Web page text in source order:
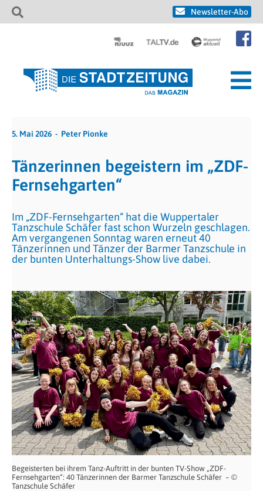
Newsletter-Abo
5. Mai 2026 Peter Pionke
Tänzerinnen begeistern im „ZDF-
Fernsehgarten“
Im „ZDF-Fernsehgarten“ hat die Wuppertaler
Tanzschule Schäfer fast schon Wurzeln geschlagen.
Am vergangenen Sonntag waren erneut 40
Tänzerinnen und Tänzer der Barmer Tanzschule in
der bunten Unterhaltungs-Show live dabei.
Begeisterten bei ihrem Tanz-Auftritt in der bunten TV-Show „ZDF-
Fernsehgarten“: 40 Tänzerinnen der Barmer Tanzschule Schäfer – ©
Tanzschule Schäfer